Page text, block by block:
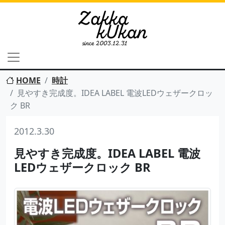
HOME
時計
見やすき完成度。IDEA LABEL 電波LEDウェザークロッ
ク BR
2012.3.30
見やすき完成度。IDEA LABEL 電波
LEDウェザークロック BR